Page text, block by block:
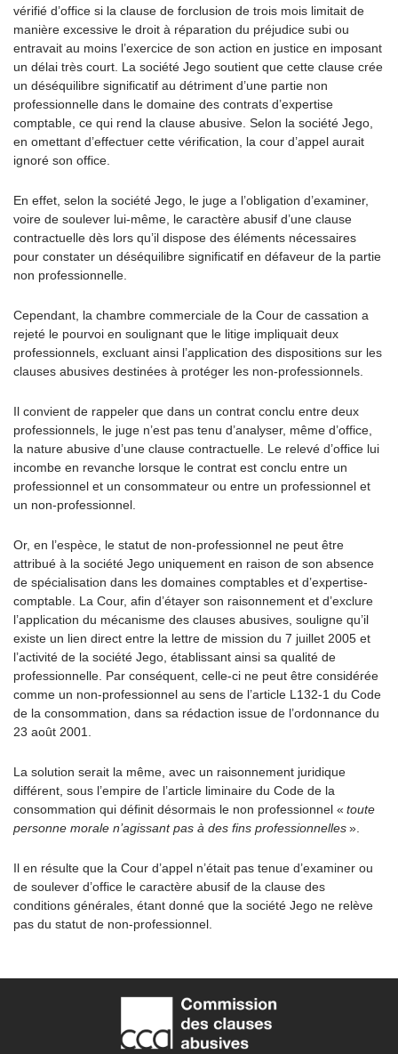
vérifié d’office si la clause de forclusion de trois mois limitait de
manière excessive le droit à réparation du préjudice subi ou
entravait au moins l’exercice de son action en justice en imposant
un délai très court. La société Jego soutient que cette clause crée
un déséquilibre significatif au détriment d’une partie non
professionnelle dans le domaine des contrats d’expertise
comptable, ce qui rend la clause abusive. Selon la société Jego,
en omettant d’effectuer cette vérification, la cour d’appel aurait
ignoré son office.
En effet, selon la société Jego, le juge a l’obligation d’examiner,
voire de soulever lui-même, le caractère abusif d’une clause
contractuelle dès lors qu’il dispose des éléments nécessaires
pour constater un déséquilibre significatif en défaveur de la partie
non professionnelle.
Cependant, la chambre commerciale de la Cour de cassation a
rejeté le pourvoi en soulignant que le litige impliquait deux
professionnels, excluant ainsi l’application des dispositions sur les
clauses abusives destinées à protéger les non-professionnels.
Il convient de rappeler que dans un contrat conclu entre deux
professionnels, le juge n’est pas tenu d’analyser, même d’office,
la nature abusive d’une clause contractuelle. Le relevé d’office lui
incombe en revanche lorsque le contrat est conclu entre un
professionnel et un consommateur ou entre un professionnel et
un non-professionnel.
Or, en l’espèce, le statut de non-professionnel ne peut être
attribué à la société Jego uniquement en raison de son absence
de spécialisation dans les domaines comptables et d’expertise-
comptable. La Cour, afin d’étayer son raisonnement et d’exclure
l’application du mécanisme des clauses abusives, souligne qu’il
existe un lien direct entre la lettre de mission du 7 juillet 2005 et
l’activité de la société Jego, établissant ainsi sa qualité de
professionnelle. Par conséquent, celle-ci ne peut être considérée
comme un non-professionnel au sens de l’article L132-1 du Code
de la consommation, dans sa rédaction issue de l’ordonnance du
23 août 2001.
La solution serait la même, avec un raisonnement juridique
différent, sous l’empire de l’article liminaire du Code de la
consommation qui définit désormais le non professionnel « toute
personne morale n’agissant pas à des fins professionnelles».
Il en résulte que la Cour d’appel n’était pas tenue d’examiner ou
de soulever d’office le caractère abusif de la clause des
conditions générales, étant donné que la société Jego ne relève
pas du statut de non-professionnel.